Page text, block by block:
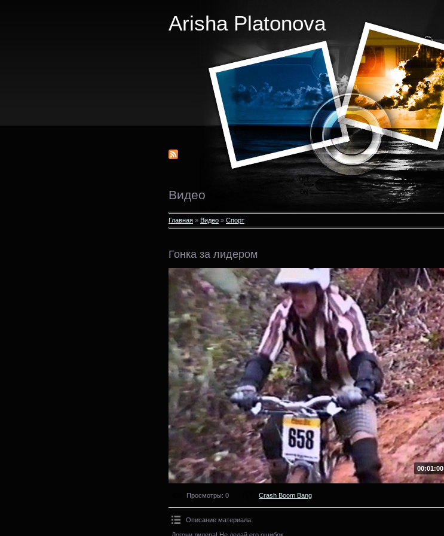
Arisha Platonova
Видео
Главная » Видео » Спорт
Гонка за лидером
00:01:00
Просмотры: 0 Crash Boom Bang
Описание материала:
Догони лидера! Не делай его ошибок.